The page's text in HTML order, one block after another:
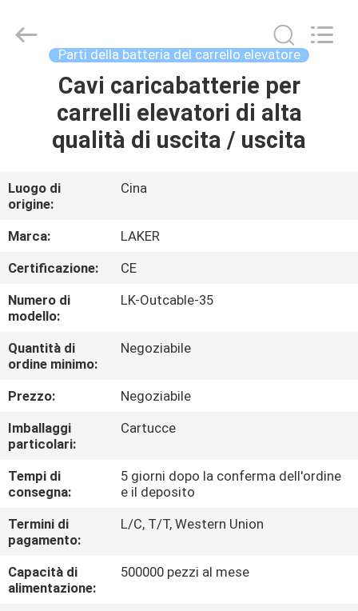
PRODOTTI
CHI
SIAMO
FATORY
TOUR
CONTROLLO
DI
QUALITÀ
CONTATTACI
NOTIZIE
MAPPA
DEL
LAKER
AUTOPARTS
CO.,LIMITED.
Parti della batteria del carrello elevatore
Cavi caricabatterie per
carrelli elevatori di alta
qualità di uscita / uscita
Luogo di
origine:
Cina
Marca:
LAKER
Certificazione:
CE
Numero di
modello:
LK-Outcable-35
Quantità di
ordine minimo:
Negoziabile
Prezzo:
Negoziabile
Imballaggi
particolari:
Cartucce
Tempi di
consegna:
5 giorni dopo la conferma dell'ordine
e il deposito
Termini di
pagamento:
L/C, T/T, Western Union
Capacità di
alimentazione:
500000 pezzi al mese